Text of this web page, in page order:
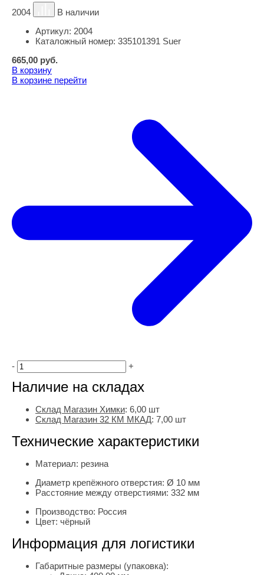
2004
В наличии
Артикул: 2004
Каталожный номер: 335101391 Suer
665,00 руб.
В корзину
В корзине перейти
- +
Наличие на складах
Склад Магазин Химки: 6,00 шт
Склад Магазин 32 КМ МКАД: 7,00 шт
Технические характеристики
Материал: резина
Диаметр крепёжного отверстия: Ø 10 мм
Расстояние между отверстиями: 332 мм
Производство: Россия
Цвет: чёрный
Информация для логистики
Габаритные размеры (упаковка):